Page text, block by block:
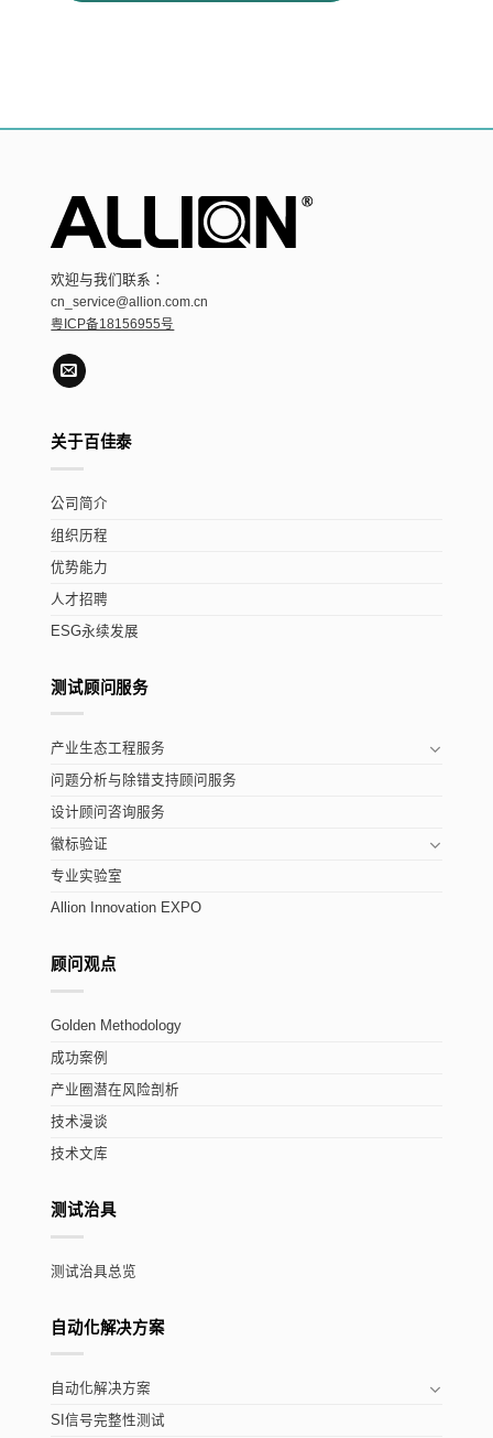
欢迎与我们联系：
cn_service@allion.com.cn
粤ICP备18156955号
关于百佳泰
公司简介
组织历程
优势能力
人才招聘
ESG永续发展
测试顾问服务
产业生态工程服务
问题分析与除错支持顾问服务
设计顾问咨询服务
徽标验证
专业实验室
Allion Innovation EXPO
顾问观点
Golden Methodology
成功案例
产业圈潜在风险剖析
技术漫谈
技术文库
测试治具
测试治具总览
自动化解决方案
自动化解决方案
SI信号完整性测试